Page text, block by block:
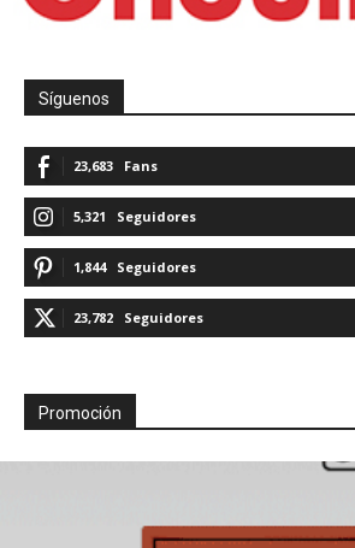
Síguenos
23,683 Fans
5,321 Seguidores
1,844 Seguidores
23,782 Seguidores
Promoción